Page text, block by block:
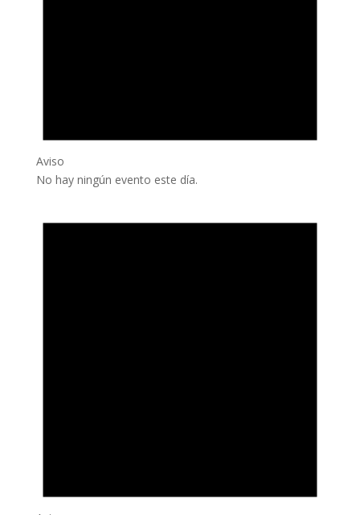
Aviso
No hay ningún evento este día.